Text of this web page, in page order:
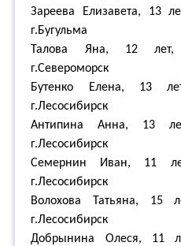
Зареева Елизавета, 13
г.Бугульма
Талова Яна, 12 лет,
г.Североморск
Бутенко Елена, 13
г.Лесосибирск
Антипина Анна, 13
г.Лесосибирск
Семернин Иван, 11
г.Лесосибирск
Волохова Татьяна, 15
г.Лесосибирск
Добрынина Олеся, 11